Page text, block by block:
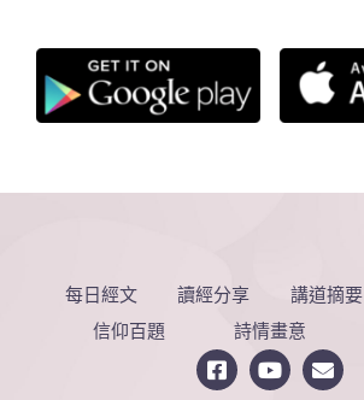
每日經文 讀經分享 講道摘要
信仰百題
詩情畫意